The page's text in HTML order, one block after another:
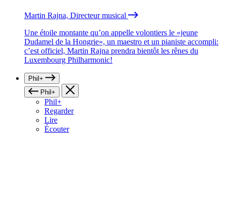
Martin Rajna, Directeur musical
Une étoile montante qu’on appelle volontiers le «jeune
Dudamel de la Hongrie», un maestro et un pianiste accompli:
c’est officiel, Martin Rajna prendra bientôt les rênes du
Luxembourg Philharmonic!
Phil+
Phil+
Phil+
Regarder
Lire
Écouter